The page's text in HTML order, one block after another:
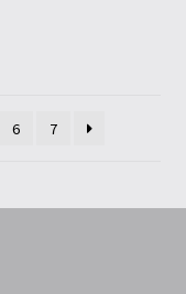
6 7